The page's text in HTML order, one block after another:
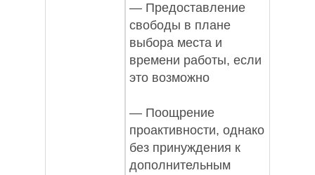
— Предоставление
свободы в плане
выбора места и
времени работы, если
это возможно
— Поощрение
проактивности, однако
без принуждения к
дополнительным